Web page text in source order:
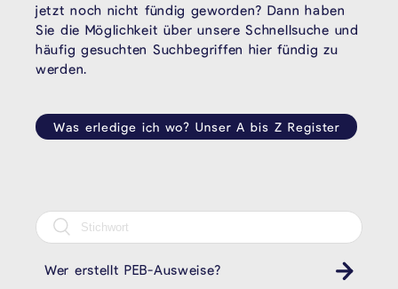
jetzt noch nicht fündig geworden? Dann haben
Sie die Möglichkeit über unsere Schnellsuche und
häufig gesuchten Suchbegriffen hier fündig zu
werden.
Was erledige ich wo? Unser A bis Z Register
Wer erstellt PEB-Ausweise?